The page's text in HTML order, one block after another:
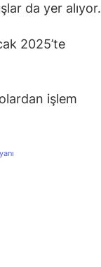
da yer alıyor.
2025’te
işlem